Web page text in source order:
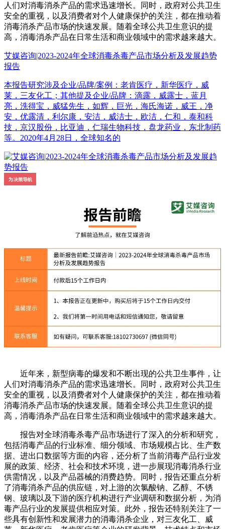
人们对消毒消杀产品的需求迅速增长。同时，政府对公共卫生
安全的重视，以及消费者对个人健康保护的关注，都在推动着
消毒消杀产品市场的快速发展。随着全球公共卫生意识的提
高，消毒消杀产品在日常生活和商业领域中的需求越来越大。
艾媒咨询|2023-2024年全球消毒杀毒产品市场分析及发展趋势
报告
本报告研究涉及企业/品牌/案例：老肯医疗，新华医疗，威
莱，三友化工；其他提及企业/品牌：滴露，威露士，蓝月
亮，洗得宝，威猛先生，如辉，巨光，海氏海诺，威王，净
安，优露清，利尔康，安洁，威洁士，欧洁，仁和，泰和科
技，京汉股份，比亚迪，仁瑞生物科技，盘龙药业，东北制药
等。2020年4月28日，全球知名的
近年来，新型病毒的爆发和不断出现的公共卫生事件，让
人们对消毒消杀产品的需求迅速增长。同时，政府对公共卫生
安全的重视，以及消费者对个人健康保护的关注，都在推动着
消毒消杀产品市场的快速发展。随着全球公共卫生意识的提
高，消毒消杀产品在日常生活和商业领域中的需求越来越大。
报告对全球消毒杀毒产品市场进行了深入的分析和研究，
包括消毒产品的行业标准、细分领域、市场规模占比、生产数
据、进出口数据等方面的内容，还分析了当前消毒产品行业发
展的政策、经济、社会和技术环境，进一步展现消毒消杀行业
供需情况，以及产品器械的消费趋势。同时，报告还重点分析
了消毒消杀产品的供应链，对上游的次氯酸钠、乙醇、不锈
钢、玻璃以及下游的医疗机构进行产业调研和数据分析，为消
毒产品行业的发展提供相应对策。此外，报告还特别关注了一
些具有创新性和发展潜力的消毒消杀企业，对三友化工、威